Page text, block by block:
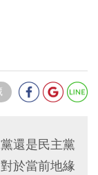
還是民主黨
於當前地緣